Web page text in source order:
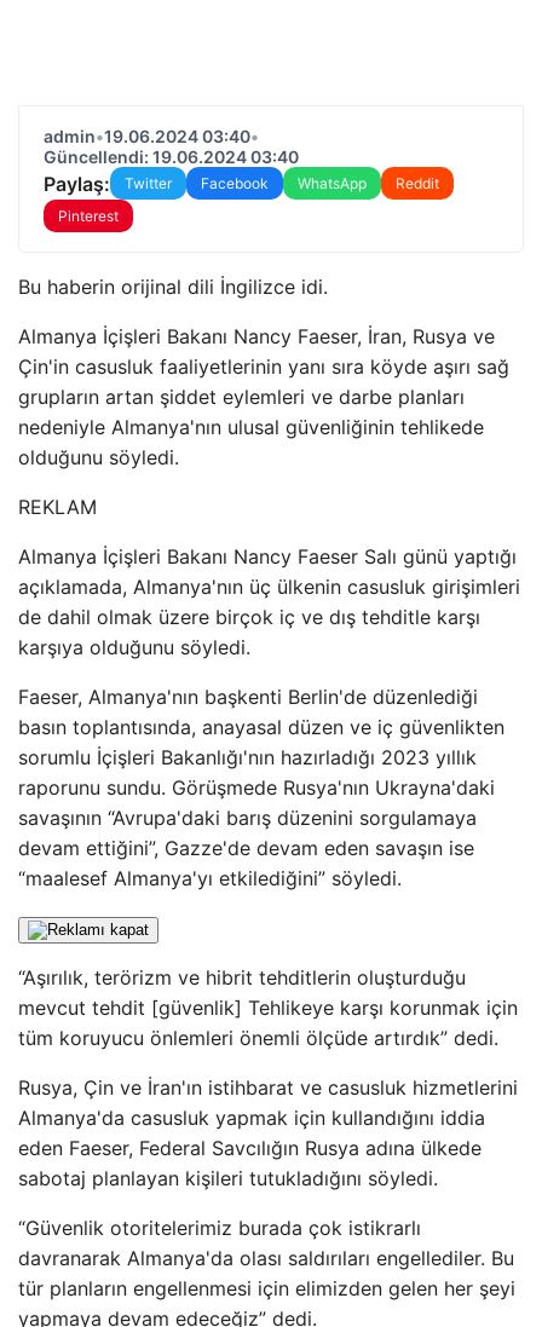
admin•19.06.2024 03:40•
Güncellendi: 19.06.2024 03:40
Paylaş: Twitter Facebook WhatsApp
Reddit
Pinterest
Bu haberin orijinal dili İngilizce idi.
Almanya İçişleri Bakanı Nancy Faeser, İran, Rusya ve
Çin'in casusluk faaliyetlerinin yanı sıra köyde aşırı sağ
grupların artan şiddet eylemleri ve darbe planları
nedeniyle Almanya'nın ulusal güvenliğinin tehlikede
olduğunu söyledi.
REKLAM
Almanya İçişleri Bakanı Nancy Faeser Salı günü yaptığı
açıklamada, Almanya'nın üç ülkenin casusluk girişimleri
de dahil olmak üzere birçok iç ve dış tehditle karşı
karşıya olduğunu söyledi.
Faeser, Almanya'nın başkenti Berlin'de düzenlediği
basın toplantısında, anayasal düzen ve iç güvenlikten
sorumlu İçişleri Bakanlığı'nın hazırladığı 2023 yıllık
raporunu sundu. Görüşmede Rusya'nın Ukrayna'daki
savaşının “Avrupa'daki barış düzenini sorgulamaya
devam ettiğini”, Gazze'de devam eden savaşın ise
“maalesef Almanya'yı etkilediğini” söyledi.
“Aşırılık, terörizm ve hibrit tehditlerin oluşturduğu
mevcut tehdit [güvenlik] Tehlikeye karşı korunmak için
tüm koruyucu önlemleri önemli ölçüde artırdık” dedi.
Rusya, Çin ve İran'ın istihbarat ve casusluk hizmetlerini
Almanya'da casusluk yapmak için kullandığını iddia
eden Faeser, Federal Savcılığın Rusya adına ülkede
sabotaj planlayan kişileri tutukladığını söyledi.
“Güvenlik otoritelerimiz burada çok istikrarlı
davranarak Almanya'da olası saldırıları engellediler. Bu
tür planların engellenmesi için elimizden gelen her şeyi
yapmaya devam edeceğiz” dedi.